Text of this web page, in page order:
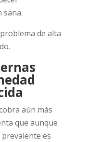
sana.
de alta
aún más
que aunque
es